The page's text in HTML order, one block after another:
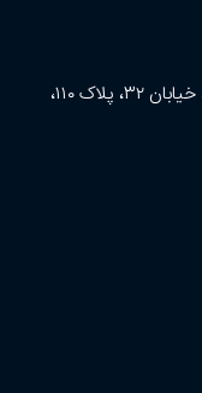
تهران، سعادت آباد، خیابان اصلی سعادت آباد، خیابان ۳۲، پلاک ۱۱۰،